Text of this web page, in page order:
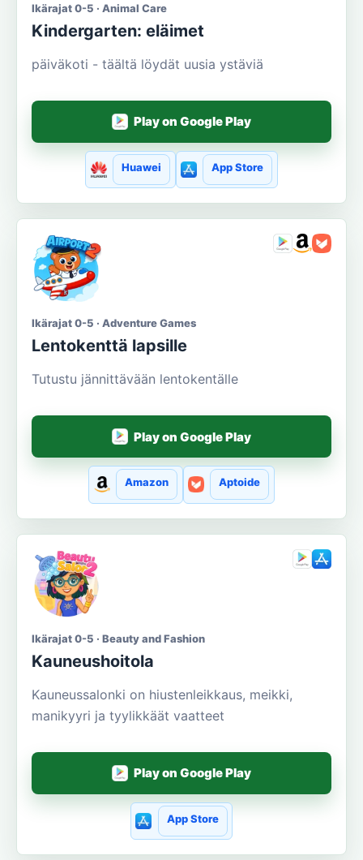
Ikärajat 0-5 · Animal Care
Kindergarten: eläimet
päiväkoti - täältä löydät uusia ystäviä
Play on Google Play
Huawei App Store
Ikärajat 0-5 · Adventure Games
Lentokenttä lapsille
Tutustu jännittävään lentokentälle
Play on Google Play
Amazon Aptoide
Ikärajat 0-5 · Beauty and Fashion
Kauneushoitola
Kauneussalonki on hiustenleikkaus, meikki,
manikyyri ja tyylikkäät vaatteet
Play on Google Play
App Store